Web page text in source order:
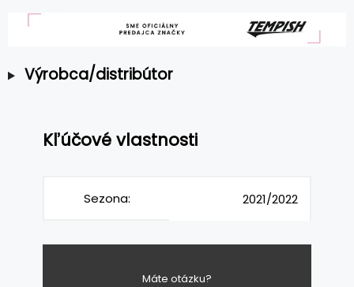
Výrobca/distribútor
Kľúčové vlastnosti
Sezona: 2021/2022
Máte otázku?